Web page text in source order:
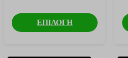
ΕΠΙΛΟΓΗ